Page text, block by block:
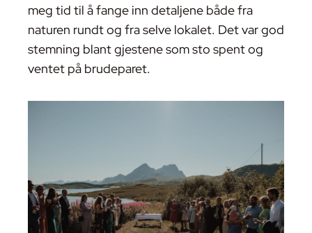
meg tid til å fange inn detaljene både fra
naturen rundt og fra selve lokalet. Det var god
stemning blant gjestene som sto spent og
ventet på brudeparet.